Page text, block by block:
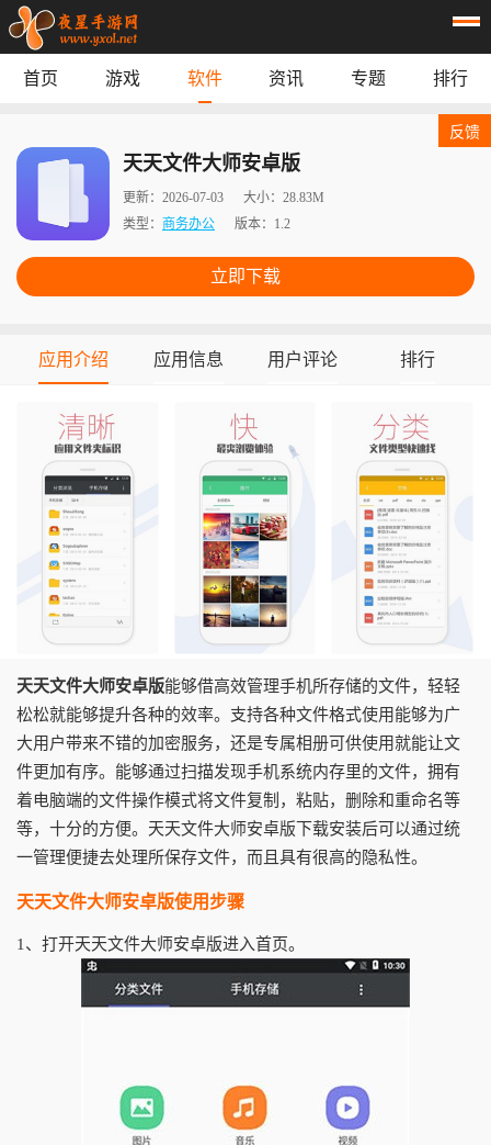
专题 榜单
首页 游戏 软件 资讯 专题 排行
天天文件大师安卓版
更新： 2026-07-03 大小： 28.83M
类型： 商务办公 版本： 1.2
立即下载
反馈
应用介绍 应用信息 用户评论 排行
天天文件大师安卓版能够借高效管理手机所存储的文件，轻轻
松松就能够提升各种的效率。支持各种文件格式使用能够为广
大用户带来不错的加密服务，还是专属相册可供使用就能让文
件更加有序。能够通过扫描发现手机系统内存里的文件，拥有
着电脑端的文件操作模式将文件复制，粘贴，删除和重命名等
等，十分的方便。天天文件大师安卓版下载安装后可以通过统
一管理便捷去处理所保存文件，而且具有很高的隐私性。
天天文件大师安卓版使用步骤
1、打开天天文件大师安卓版进入首页。